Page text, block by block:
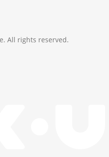
All rights reserved.